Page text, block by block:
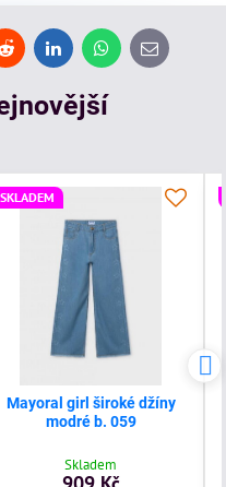
Reddit LinkedInWhatsApp
E-
mail
SKLADEM
Mayoral girl široké džíny
modré b. 059
Skladem